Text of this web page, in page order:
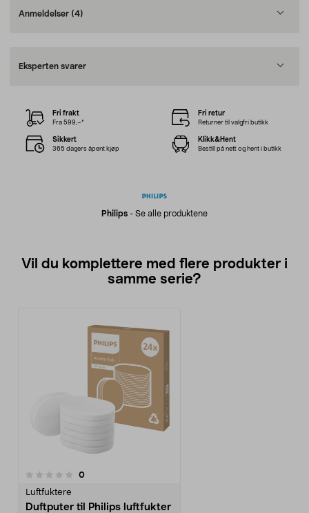
Anmeldelser (4)
Eksperten svarer
Philips - Se alle produktene
Fri frakt
Fra 599,–*
Fri retur
Returner til valgfri butikk
Sikkert
365 dagers åpent kjøp
Klikk&Hent
Bestill på nett og hent i butikk
Vil du komplettere med flere produkter i
samme serie?
0anmeldelser
Luftfuktere
Duftputer til Philips luftfukter